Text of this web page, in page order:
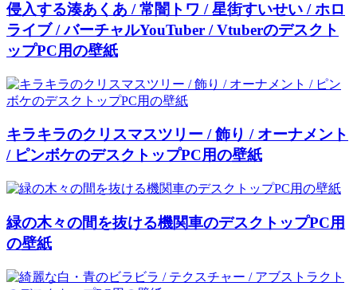
侵入する湊あくあ / 常闇トワ / 星街すいせい / ホロ
ライブ / バーチャルYouTuber / Vtuberのデスクト
ップPC用の壁紙
キラキラのクリスマスツリー / 飾り / オーナメント
/ ピンボケのデスクトップPC用の壁紙
緑の木々の間を抜ける機関車のデスクトップPC用
の壁紙